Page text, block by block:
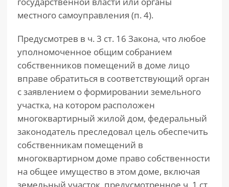
местного самоуправления (п. 4).
Предусмотрев в ч. 3 ст. 16 Закона, что любое
уполномоченное общим собранием
собственников помещений в доме лицо
вправе обратиться в соответствующий орган
с заявлением о формировании земельного
участка, на котором расположен
многоквартирный жилой дом, федеральный
законодатель преследовал цель обеспечить
собственникам помещений в
многоквартирном доме право собственности
на общее имущество в этом доме, включая